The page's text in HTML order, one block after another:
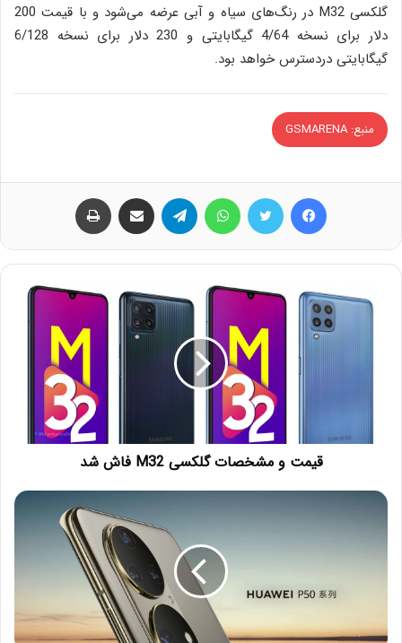
گلکسی M32 در رنگ‌های سیاه و آبی عرضه می‌شود و با قیمت 200
دلار برای نسخه 4/64 گیگابایتی و 230 دلار برای نسخه 6/128
گیگابایتی دردسترس خواهد بود.
منبع: GSMARENA
قیمت و مشخصات گلکسی M32 فاش شد